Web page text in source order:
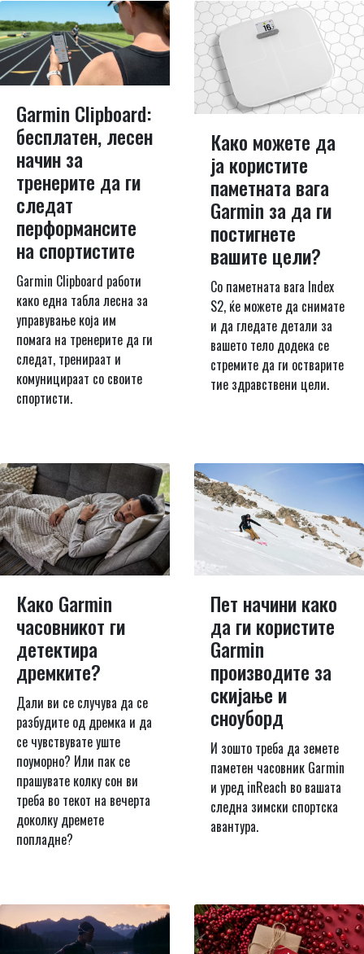
Garmin Clipboard:
бесплатен, лесен
начин за
тренерите да ги
следат
перформансите
на спортистите
Garmin Clipboard работи
како една табла лесна за
управување која им
помага на тренерите да ги
следат, тренираат и
комуницираат со своите
спортисти.
Како можете да
ја користите
паметната вага
Garmin за да ги
постигнете
вашите цели?
Со паметната вага Index
S2, ќе можете да снимате
и да гледате детали за
вашето тело додека се
стремите да ги остварите
тие здравствени цели.
Како Garmin
часовникот ги
детектира
дремките?
Дали ви се случува да се
разбудите од дремка и да
се чувствувате уште
поуморно? Или пак се
прашувате колку сон ви
треба во текот на вечерта
доколку дремете
попладне?
Пет начини како
да ги користите
Garmin
производите за
скијање и
сноуборд
И зошто треба да земете
паметен часовник Garmin
и уред inReach во вашата
следна зимски спортска
авантура.